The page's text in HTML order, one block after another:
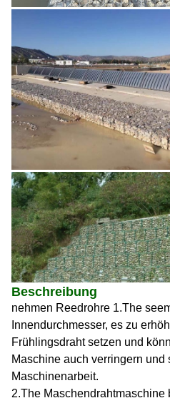
Beschreibung
nehmen Reedrohre 1.The
Innendurchmesser, es zu
Frühlingsdraht setzen und
Maschine auch verringern und
Maschinenarbeit.
2.The Maschendrahtmaschine